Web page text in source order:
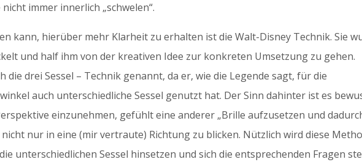
immer innerlich „schwelen“.
kann, hierüber mehr Klarheit zu erhalten ist die Walt-Disney Technik. Sie
und half ihm von der kreativen Idee zur konkreten Umsetzung zu gehen.
die drei Sessel – Technik genannt, da er, wie die Legende sagt, für die
auch unterschiedliche Sessel genutzt hat. Der Sinn dahinter ist es
einzunehmen, gefühlt eine anderer „Brille aufzusetzen und
nur in eine (mir vertraute) Richtung zu blicken. Nützlich wird diese
unterschiedlichen Sessel hinsetzen und sich die entsprechenden Fragen